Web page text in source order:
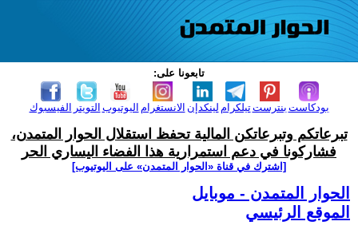
تابعونا على:
الفيسبوك التويتر اليوتيوب الانستغرام لينكدإن تيلكرامبنترست بودكاست
تبرعاتكم وتبرعاتكن المالية تحفظ استقلال الحوار المتمدن،
فشاركونا في دعم استمرارية هذا الفضاء اليساري الحر
[اشترك في قناة ‫«الحوار المتمدن» على اليوتيوب]
الحوار المتمدن - موبايل
الموقع الرئيسي